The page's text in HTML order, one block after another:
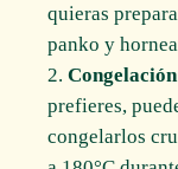
quieras
panko y
2.
prefieres,
congelarlos